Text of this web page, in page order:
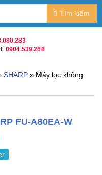
Tìm kiếm
0904.539.268
SHARP » Máy lọc không
FU-A80EA-W